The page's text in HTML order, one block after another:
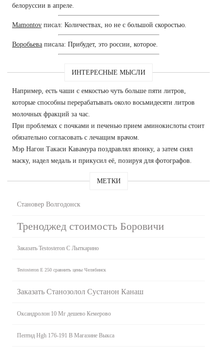
белоруссии в апреле.
Mamontov писал: Количествах, но не с большой скоростью.
Воробьева писала: Прибудет, это россии, которое.
ИНТЕРЕСНЫЕ МЫСЛИ
Например, есть чаши с емкостью чуть больше пяти литров,
которые способны перерабатывать около восьмидесяти литров
молочных фракций за час.
При проблемах с почками и печенью прием аминокислоты стоит
обязательно согласовать с лечащим врачом.
Мэр Нагои Такаси Кавамура поздравлял японку, а затем снял
маску, надел медаль и прикусил её, позируя для фотографов.
МЕТКИ
Становер Волгодонск
Треноджед стоимость Боровичи
Заказать Testosteron C Лыткарино
Testosteron E 250 сравнить цены Челябинск
Заказать Станозолол Сустанон Канаш
Оксандролон 10 Мг дешево Кемерово
Пептид Hgh 176-191 В Магазине Выкса